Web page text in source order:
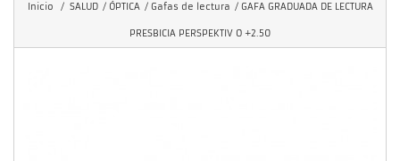
Inicio / SALUD / ÓPTICA / Gafas de lectura / GAFA GRADUADA DE LECTURA
PRESBICIA PERSPEKTIV O +2.50